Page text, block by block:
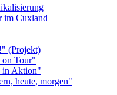
im Cuxland
(Projekt)
on Tour"
in Aktion"
heute, morgen"